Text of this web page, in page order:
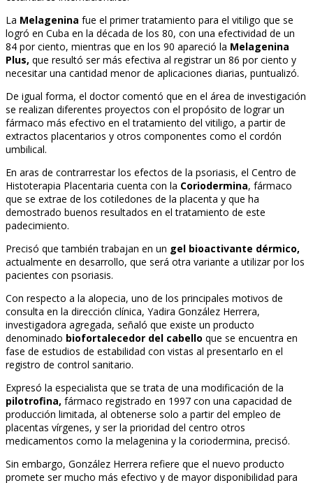
La Melagenina fue el primer tratamiento para el vitiligo que se
logró en Cuba en la década de los 80, con una efectividad de un
84 por ciento, mientras que en los 90 apareció la Melagenina
Plus, que resultó ser más efectiva al registrar un 86 por ciento y
necesitar una cantidad menor de aplicaciones diarias, puntualizó.
De igual forma, el doctor comentó que en el área de investigación
se realizan diferentes proyectos con el propósito de lograr un
fármaco más efectivo en el tratamiento del vitiligo, a partir de
extractos placentarios y otros componentes como el cordón
umbilical.
En aras de contrarrestar los efectos de la psoriasis, el Centro de
Histoterapia Placentaria cuenta con la Coriodermina, fármaco
que se extrae de los cotiledones de la placenta y que ha
demostrado buenos resultados en el tratamiento de este
padecimiento.
Precisó que también trabajan en un gel bioactivante dérmico,
actualmente en desarrollo, que será otra variante a utilizar por los
pacientes con psoriasis.
Con respecto a la alopecia, uno de los principales motivos de
consulta en la dirección clínica, Yadira González Herrera,
investigadora agregada, señaló que existe un producto
denominado biofortalecedor del cabello que se encuentra en
fase de estudios de estabilidad con vistas al presentarlo en el
registro de control sanitario.
Expresó la especialista que se trata de una modificación de la
pilotrofina, fármaco registrado en 1997 con una capacidad de
producción limitada, al obtenerse solo a partir del empleo de
placentas vírgenes, y ser la prioridad del centro otros
medicamentos como la melagenina y la coriodermina, precisó.
Sin embargo, González Herrera refiere que el nuevo producto
promete ser mucho más efectivo y de mayor disponibilidad para